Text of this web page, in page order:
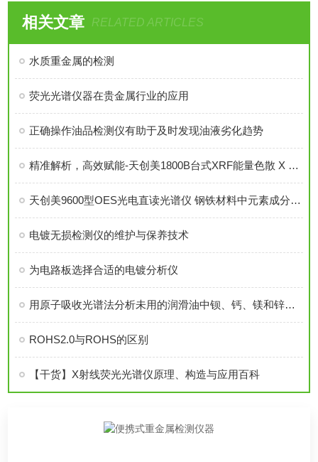
相关文章 RELATED ARTICLES
水质重金属的检测
荧光光谱仪器在贵金属行业的应用
正确操作油品检测仪有助于及时发现油液劣化趋势
精准解析，高效赋能-天创美1800B台式XRF能量色散 X 射线荧光光谱仪技术详解
天创美9600型OES光电直读光谱仪 钢铁材料中元素成分含量检测仪 金属分析仪
电镀无损检测仪的维护与保养技术
为电路板选择合适的电镀分析仪
用原子吸收光谱法分析未用的润滑油中钡、钙、镁和锌的试验方法
ROHS2.0与ROHS的区别
【干货】X射线荧光光谱仪原理、构造与应用百科